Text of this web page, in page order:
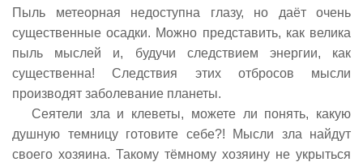
Пыль метеорная недоступна глазу, но даёт очень
существенные осадки. Можно представить, как велика
пыль мыслей и, будучи следствием энергии, как
существенна! Следствия этих отбросов мысли
производят заболевание планеты.
Сеятели зла и клеветы, можете ли понять, какую
душную темницу готовите себе?! Мысли зла найдут
своего хозяина. Такому тёмному хозяину не укрыться